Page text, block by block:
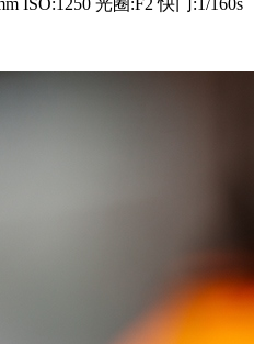
ISO:1250 光圈:F2 快门:1/160s